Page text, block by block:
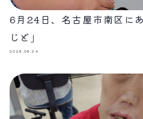
6月24日、名古屋市南区に
じど」
2026.06.24